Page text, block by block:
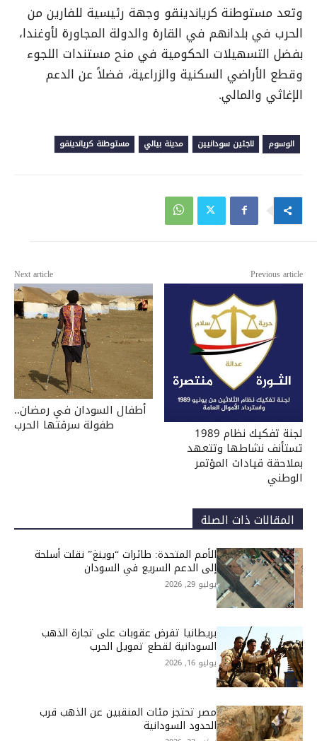
وتعد مستوطنة كرياندينقو وجهة رئيسية للفارين من
الحرب في بلدانهم في القارة والدولة المجاورة لأوغندا،
بفضل التسهيلات الحكومية في منح مستندات اللجوء
وقطع الأراضي السكنية والزراعية، فضلاً عن الدعم
الإغاثي والمالي.
الوسوم لاجئين سودانيين مدينة بيالي مستوطنة كرياندينقو
Previous article
لجنة تفكيك نظام 1989
تستأنف نشاطها وتتعهد
بملاحقة قيادات المؤتمر
الوطني
Next article
أطفال السودان في رمضان..
طفولة سرقتها الحرب
المقالات ذات الصلة
الأمم المتحدة: طائرات “بوينغ” نقلت أسلحة
إلى الدعم السريع في السودان
يوليو 29, 2026
بريطانيا تفرض عقوبات على تجارة الذهب
السودانية لقطع تمويل الحرب
يوليو 16, 2026
مصر تحتجز مئات المنقبين عن الذهب قرب
الحدود السودانية